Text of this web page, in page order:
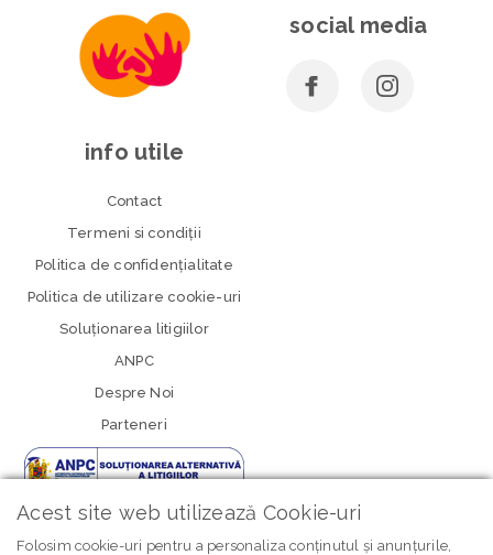
social media
info utile
Contact
Termeni si condiţii
Politica de confidenţialitate
Politica de utilizare cookie-uri
Soluționarea litigiilor
ANPC
Despre Noi
Parteneri
Acest site web utilizează Cookie-uri
Folosim cookie-uri pentru a personaliza conținutul și anunțurile,